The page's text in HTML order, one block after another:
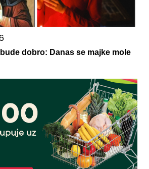
dobro: Danas se majke mole